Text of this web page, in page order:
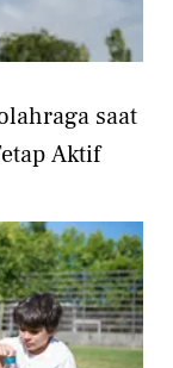
saat
Aktif